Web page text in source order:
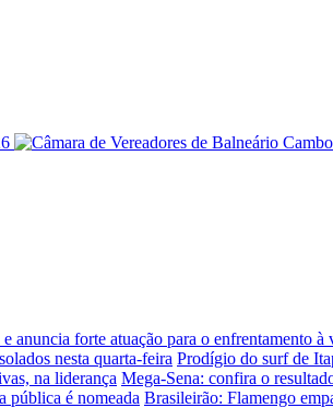
forte atuação para o enfrentamento
nesta quarta-feira Prodígio do surf de
na liderança Mega-Sena: confira o
pública é nomeada Brasileirão: Flamengo